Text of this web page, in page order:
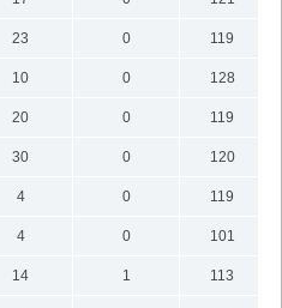
23 0
119
10 0
128
20 0
119
30 0
120
4 0
119
4 0
101
14 1
113